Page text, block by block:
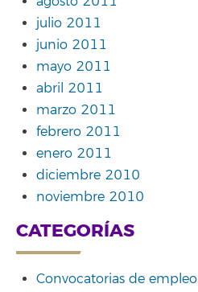
julio 2011
junio 2011
mayo 2011
abril 2011
marzo 2011
febrero 2011
enero 2011
diciembre 2010
noviembre 2010
CATEGORÍAS
Convocatorias de empleo